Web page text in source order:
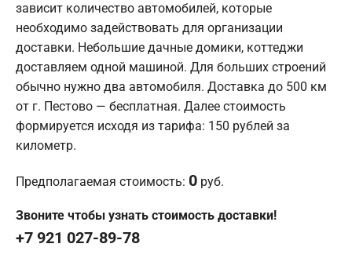
зависит количество автомобилей, которые
необходимо задействовать для организации
доставки. Небольшие дачные домики, коттеджи
доставляем одной машиной. Для больших строений
обычно нужно два автомобиля. Доставка до 500 км
от г. Пестово — бесплатная. Далее стоимость
формируется исходя из тарифа: 150 рублей за
километр.
Предполагаемая стоимость: 0 руб.
Звоните чтобы узнать стоимость доставки!
+7 921 027-89-78